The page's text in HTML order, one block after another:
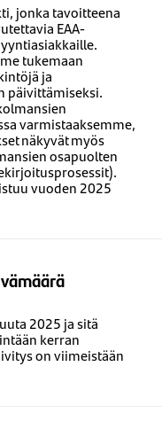
jonka tavoitteena
EAA-
tukemaan
ja
päivittämiseksi.
varmistaaksemme,
näkyvät myös
osapuolten
vuoden 2025
2025 ja sitä
kerran
on viimeistään